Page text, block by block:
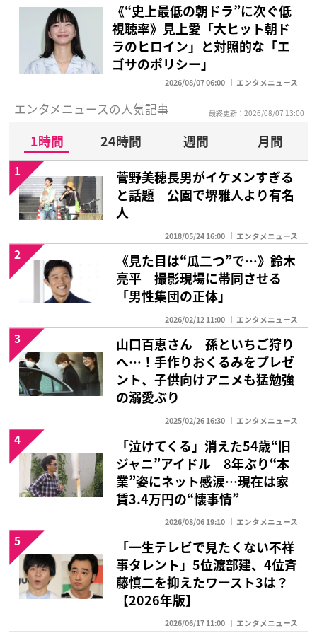
《“史上最低の朝ドラ”に次ぐ低
視聴率》見上愛「大ヒット朝ド
ラのヒロイン」と対照的な「エ
ゴサのポリシー」
2026/08/07 06:00 エンタメニュース
エンタメニュースの人気記事 最終更新：2026/08/07 13:00
1時間 24時間 週間
月間
菅野美穂長男がイケメンすぎる
と話題 公園で堺雅人より有名
人
2018/05/24 16:00 エンタメニュース
1
《見た目は“瓜二つ”で…》鈴木
亮平 撮影現場に帯同させる
「男性集団の正体」
2026/02/12 11:00 エンタメニュース
2
山口百恵さん 孫といちご狩り
へ…！手作りおくるみをプレゼ
ント、子供向けアニメも猛勉強
の溺愛ぶり
2025/02/26 16:30 エンタメニュース
3
「泣けてくる」消えた54歳“旧
ジャニ”アイドル 8年ぶり“本
業”姿にネット感涙…現在は家
賃3.4万円の“懐事情”
2026/08/06 19:10 エンタメニュース
4
「一生テレビで見たくない不祥
事タレント」5位渡部建、4位斉
藤慎二を抑えたワースト3は？
【2026年版】
2026/06/17 11:00 エンタメニュース
5